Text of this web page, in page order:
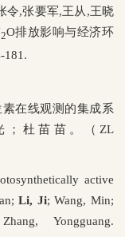
令,张要军,王从 ,王晓
2O排放影响与经济环
181.
在线观测的集成系
；杜苗苗。（ ZL
active
Li, Ji; Wang, Min;
Yongguang.